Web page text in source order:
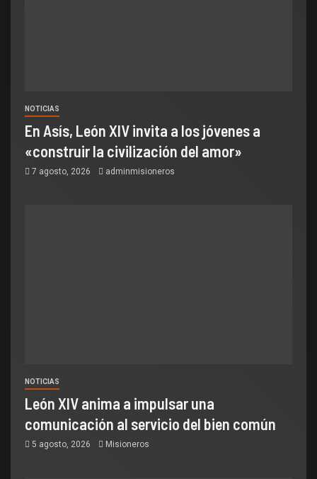
NOTICIAS
En Asís, León XIV invita a los jóvenes a
«construir la civilización del amor»
7 agosto, 2026 adminmisioneros
NOTICIAS
León XIV anima a impulsar una
comunicación al servicio del bien común
5 agosto, 2026 Misioneros